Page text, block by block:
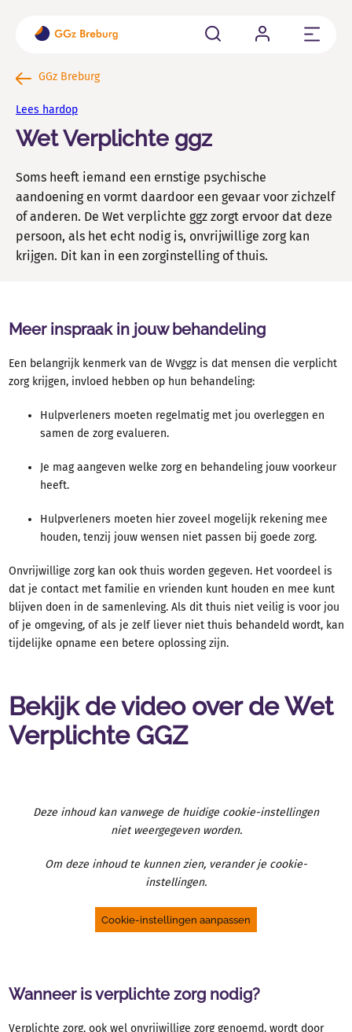
Sluit
Cliënten
vind je alle belangrijke informatie op een rij.
Familie en naasten
Als naaste van iemand die psychisch kwetsbaar is kun je
allerlei vragen hebben.
Verwijzers
Wil je een cliënt aanmelden, wachttijden weten of
Vacatures en Opleidingen
Over GGz Breburg
Behandelingen
Ervaringsverhalen
GGz Breburg
Lees hardop
Wet Verplichte ggz
Soms heeft iemand een ernstige psychische
aandoening en vormt daardoor een gevaar voor zichzelf
of anderen. De Wet verplichte ggz zorgt ervoor dat deze
persoon, als het echt nodig is, onvrijwillige zorg kan
krijgen. Dit kan in een zorginstelling of thuis.
Meer inspraak in jouw behandeling
Een belangrijk kenmerk van de Wvggz is dat mensen die verplicht
zorg krijgen, invloed hebben op hun behandeling:
Hulpverleners moeten regelmatig met jou overleggen en
samen de zorg evalueren.
Je mag aangeven welke zorg en behandeling jouw voorkeur
heeft.
Hulpverleners moeten hier zoveel mogelijk rekening mee
houden, tenzij jouw wensen niet passen bij goede zorg.
Onvrijwillige zorg kan ook thuis worden gegeven. Het voordeel is
dat je contact met familie en vrienden kunt houden en mee kunt
blijven doen in de samenleving. Als dit thuis niet veilig is voor jou
of je omgeving, of als je zelf liever niet thuis behandeld wordt, kan
tijdelijke opname een betere oplossing zijn.
Bekijk de video over de Wet
Verplichte GGZ
Deze inhoud kan vanwege de huidige cookie-instellingen
niet weergegeven worden.
Om deze inhoud te kunnen zien, verander je cookie-
instellingen.
Cookie-instellingen aanpassen
Wanneer is verplichte zorg nodig?
Verplichte zorg, ook wel onvrijwillige zorg genoemd, wordt door